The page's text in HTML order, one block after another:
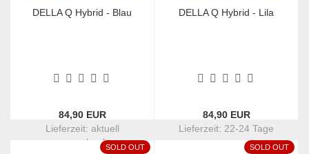
DELLA Q Hybrid - Blau
84,90 EUR
Lieferzeit: aktuell
ausverkauft
DELLA Q Hybrid - Lila
84,90 EUR
Lieferzeit: 22-24 Tage
SOLD OUT SOLD OUT